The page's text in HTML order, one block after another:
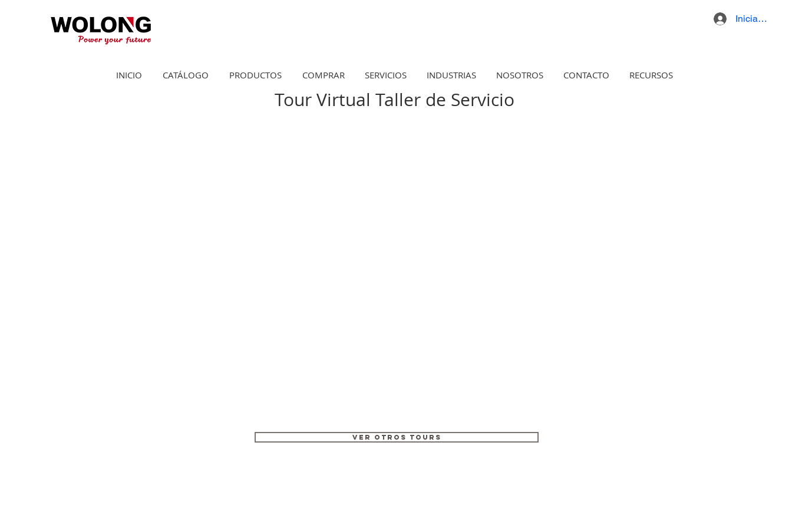
Iniciar sesión
INICIO CATÁLOGO PRODUCTOS COMPRAR SERVICIOS INDUSTRIAS NOSOTROS CONTACTO RECURSOS
Tour Virtual Taller de Servicio
VER OTROS TOURS